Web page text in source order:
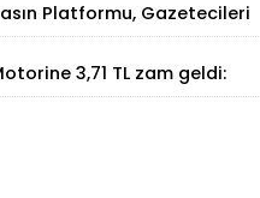
Platformu, Gazetecileri
3,71 TL zam geldi:
akaryakıt fiyatları belli